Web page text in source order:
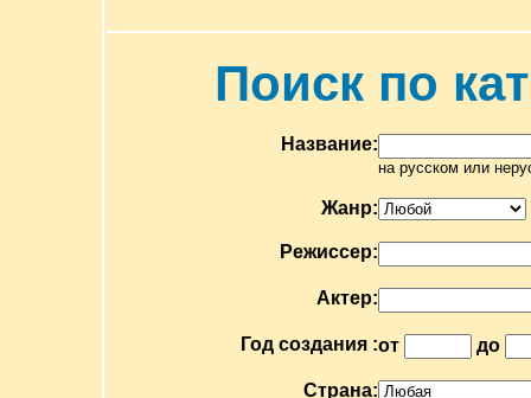
Поиск по
Название:
на русском или
Жанр:
Режиссер:
Актер:
Год создания :от до
Страна: